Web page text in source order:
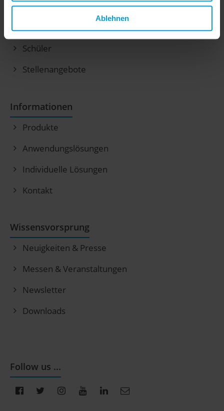
Ablehnen
GGK als Arbeitgeber
Berufserfahrene und Berufseinsteiger
Schüler
Stellenangebote
Informationen
Produkte
Anwendungslösungen
Individuelle Lösungen
Kontakt
Wissensvorsprung
Neuigkeiten & Presse
Messen & Veranstaltungen
Newsletter
Downloads
Follow us ...